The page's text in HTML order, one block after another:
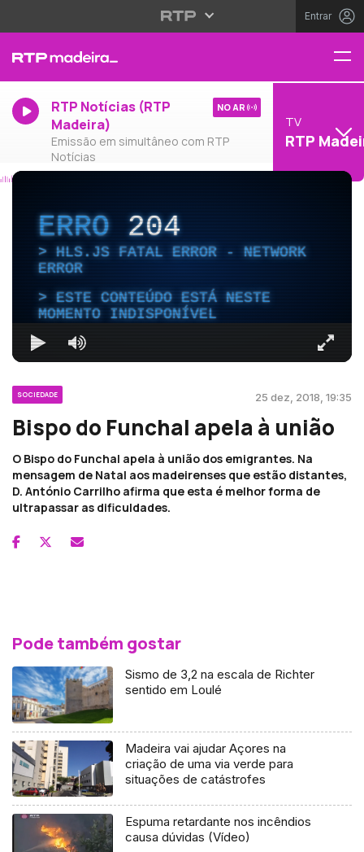
Entrar
RTP Notícias (RTP
Madeira)
Emissão em simultâneo com RTP
Notícias
NO AR
TV
RTP
ERRO204
HLS.JS FATAL ERROR - NETWORK
ERROR
ESTE CONTEÚDO ESTÁ NESTE
MOMENTO INDISPONÍVEL
SOCIEDADE 25 dez, 2018, 19:35
Bispo do Funchal apela à união
O Bispo do Funchal apela à união dos emigrantes. Na
mensagem de Natal aos madeirenses que estão distantes,
D. António Carrilho afirma que esta é melhor forma de
ultrapassar as dificuldades.
Pode também gostar
Sismo de 3,2 na escala de Richter
sentido em Loulé
Madeira vai ajudar Açores na
criação de uma via verde para
situações de catástrofes
Espuma retardante nos incêndios
causa dúvidas (Vídeo)